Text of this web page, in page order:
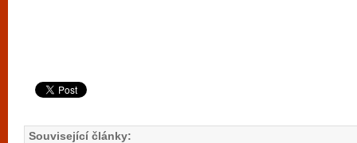
Související články: